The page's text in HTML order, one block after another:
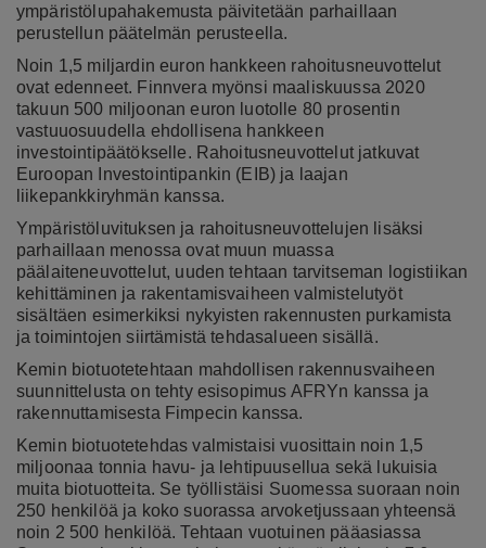
ympäristölupahakemusta päivitetään parhaillaan
perustellun päätelmän perusteella.
Noin 1,5 miljardin euron hankkeen rahoitusneuvottelut
ovat edenneet. Finnvera myönsi maaliskuussa 2020
takuun 500 miljoonan euron luotolle 80 prosentin
vastuuosuudella ehdollisena hankkeen
investointipäätökselle. Rahoitusneuvottelut jatkuvat
Euroopan Investointipankin (EIB) ja laajan
liikepankkiryhmän kanssa.
Ympäristöluvituksen ja rahoitusneuvottelujen lisäksi
parhaillaan menossa ovat muun muassa
päälaiteneuvottelut, uuden tehtaan tarvitseman logistiikan
kehittäminen ja rakentamisvaiheen valmistelutyöt
sisältäen esimerkiksi nykyisten rakennusten purkamista
ja toimintojen siirtämistä tehdasalueen sisällä.
Kemin biotuotetehtaan mahdollisen rakennusvaiheen
suunnittelusta on tehty esisopimus AFRYn kanssa ja
rakennuttamisesta Fimpecin kanssa.
Kemin biotuotetehdas valmistaisi vuosittain noin 1,5
miljoonaa tonnia havu- ja lehtipuusellua sekä lukuisia
muita biotuotteita. Se työllistäisi Suomessa suoraan noin
250 henkilöä ja koko suorassa arvoketjussaan yhteensä
noin 2 500 henkilöä. Tehtaan vuotuinen pääasiassa